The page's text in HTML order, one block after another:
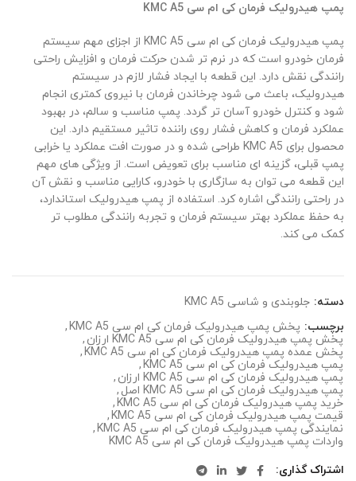
پمپ هیدرولیک فرمان کی ام سی KMC A5
پمپ هیدرولیک فرمان کی ام سی KMC A5 از اجزای مهم سیستم
فرمان خودرو است که در نرم تر شدن حرکت فرمان و افزایش راحتی
رانندگی نقش دارد. این قطعه با ایجاد فشار لازم در سیستم
هیدرولیک، باعث می شود چرخاندن فرمان با نیروی کمتری انجام
شود و کنترل خودرو آسان تر گردد. پمپ مناسب و سالم، در بهبود
عملکرد فرمان و کاهش فشار روی راننده تاثیر مستقیم دارد. این
محصول برای KMC A5 طراحی شده و در صورت افت عملکرد یا خرابی
پمپ قبلی، گزینه ای مناسب برای تعویض است. از ویژگی های مهم
این قطعه می توان به سازگاری با خودرو، کارایی مناسب و نقش آن
در راحتی رانندگی اشاره کرد. استفاده از پمپ هیدرولیک استاندارد،
به حفظ عملکرد بهتر سیستم فرمان و تجربه رانندگی مطلوب تر
کمک می کند.
دسته: جلوبندی و شاسی KMC A5
برچسب: پخش پمپ هیدرولیک فرمان کی ام سی KMC A5
,
پخش پمپ هیدرولیک فرمان کی ام سی KMC A5 ارزان
,
پخش عمده پمپ هیدرولیک فرمان کی ام سی KMC A5
,
پمپ هیدرولیک فرمان کی ام سی KMC A5
,
پمپ هیدرولیک فرمان کی ام سی KMC A5 ارزان
,
پمپ هیدرولیک فرمان کی ام سی KMC A5 اصل
,
خرید پمپ هیدرولیک فرمان کی ام سی KMC A5
,
قیمت پمپ هیدرولیک فرمان کی ام سی KMC A5
,
نمایندگی پمپ هیدرولیک فرمان کی ام سی KMC A5
,
واردات پمپ هیدرولیک فرمان کی ام سی KMC A5
اشتراک گذاری